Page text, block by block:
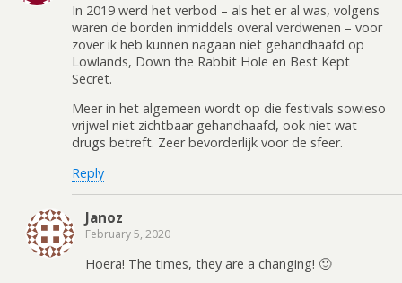
In 2019 werd het verbod – als het er al was, volgens
waren de borden inmiddels overal verdwenen – voor
zover ik heb kunnen nagaan niet gehandhaafd op
Lowlands, Down the Rabbit Hole en Best Kept
Secret.
Meer in het algemeen wordt op die festivals sowieso
vrijwel niet zichtbaar gehandhaafd, ook niet wat
drugs betreft. Zeer bevorderlijk voor de sfeer.
Reply
Janoz
February 5, 2020
Hoera! The times, they are a changing! 🙂